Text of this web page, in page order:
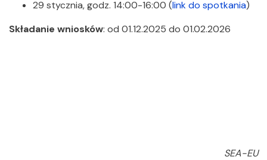
29 stycznia, godz. 14:00-16:00 (link do spotkania)
Składanie wniosków: od 01.12.2025 do 01.02.2026
SEA-EU